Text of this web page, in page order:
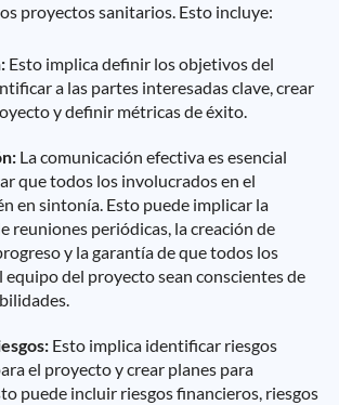
proyectos sanitarios. Esto incluye:
Esto implica definir los objetivos del
a las partes interesadas clave, crear
y definir métricas de éxito.
La comunicación efectiva es esencial
que todos los involucrados en el
en sintonía. Esto puede implicar la
reuniones periódicas, la creación de
y la garantía de que todos los
equipo del proyecto sean conscientes de
Esto implica identificar riesgos
el proyecto y crear planes para
puede incluir riesgos financieros, riesgos